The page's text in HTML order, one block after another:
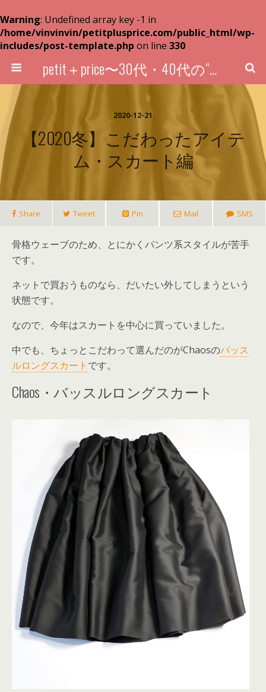
Warning: Undefined array key -1 in
/home/vinvinvin/petitplusprice.com/public_html/wp-
includes/post-template.php on line 330
petit＋price〜30代・40代の“超プチプラ”買い物術〜
2020-12-21
【2020冬】こだわったアイテ
ム・スカート編
Share Tweet Pin Mail SMS
骨格ウェーブのため、とにかくパンツ系スタイルが苦手
です。
ネットで買おうものなら、だいたい外してしまうという
状態です。
なので、今年はスカートを中心に買っていました。
中でも、ちょっとこだわって選んだのがChaosのバッス
ルロングスカート です。
Chaos・バッスルロングスカート